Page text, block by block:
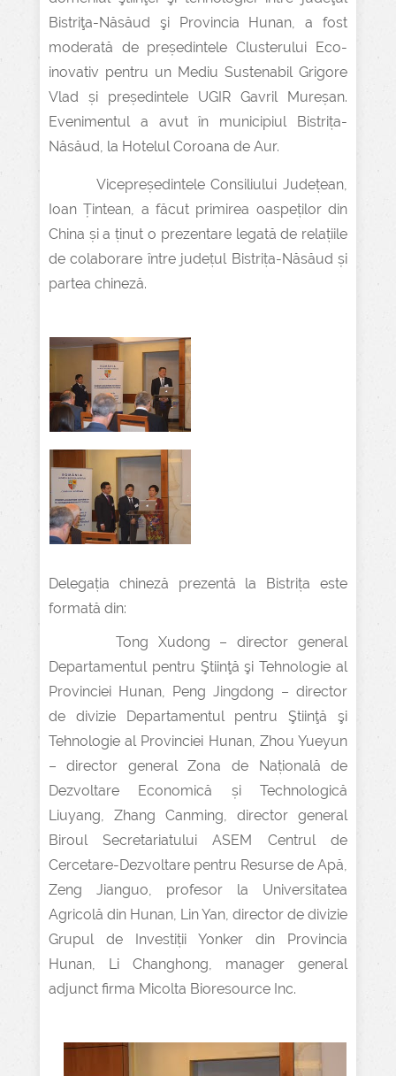
Bistriţa-Năsăud şi Provincia Hunan, a fost
moderată de președintele Clusterului Eco-
inovativ pentru un Mediu Sustenabil Grigore
Vlad și președintele UGIR Gavril Mureșan.
Evenimentul a avut în municipiul Bistrița-
Năsăud, la Hotelul Coroana de Aur.
Vicepreședintele Consiliului Județean,
Ioan Țintean, a făcut primirea oaspeților din
China și a ținut o prezentare legată de relațiile
de colaborare între județul Bistrița-Năsăud și
partea chineză.
Delegația chineză prezentă la Bistrița este
formată din:
Tong Xudong – director general
Departamentul pentru Ştiinţă şi Tehnologie al
Provinciei Hunan, Peng Jingdong – director
de divizie Departamentul pentru Ştiinţă şi
Tehnologie al Provinciei Hunan, Zhou Yueyun
– director general Zona de Națională de
Dezvoltare Economică și Technologică
Liuyang, Zhang Canming, director general
Biroul Secretariatului ASEM Centrul de
Cercetare-Dezvoltare pentru Resurse de Apă,
Zeng Jianguo, profesor la Universitatea
Agricolă din Hunan, Lin Yan, director de divizie
Grupul de Investiții Yonker din Provincia
Hunan, Li Changhong, manager general
adjunct firma Micolta Bioresource Inc.